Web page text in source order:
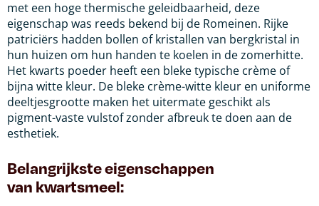
met een hoge thermische geleidbaarheid, deze
eigenschap was reeds bekend bij de Romeinen. Rijke
patriciërs hadden bollen of kristallen van bergkristal in
hun huizen om hun handen te koelen in de zomerhitte.
Het kwarts poeder heeft een bleke typische crème of
bijna witte kleur. De bleke crème-witte kleur en uniforme
deeltjesgrootte maken het uitermate geschikt als
pigment-vaste vulstof zonder afbreuk te doen aan de
esthetiek.
Belangrijkste eigenschappen
van kwartsmeel: